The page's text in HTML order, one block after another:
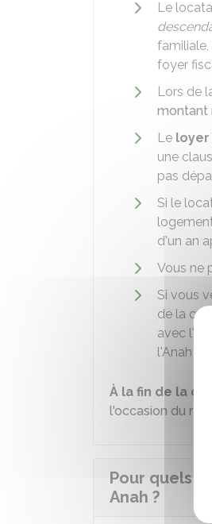
Le
familiale,
foyer
Lors de
montant
Le
une
pas
Si le
d'un an
Vous ne
Si vous
de la
avec l'
l'Anah
À la fin de la
l'occasion du
Pour quels
Anah ?